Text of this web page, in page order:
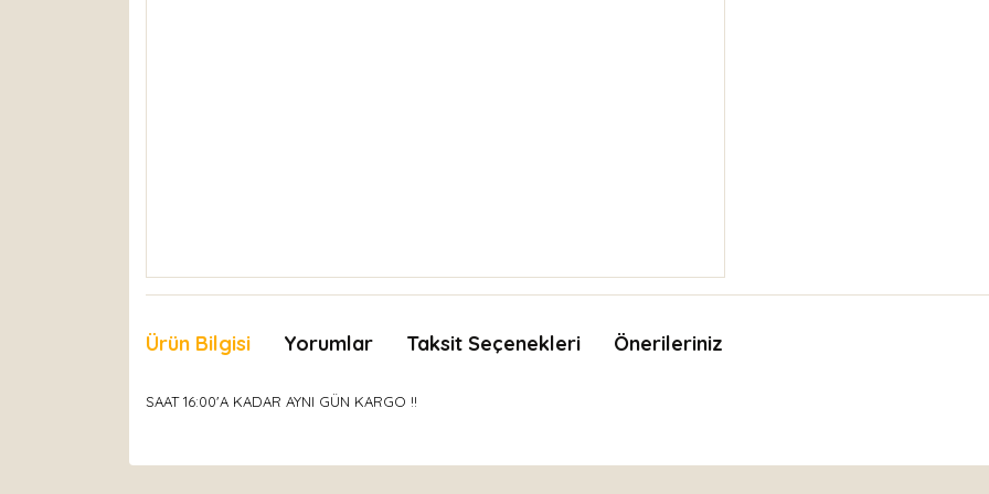
Ürün Bilgisi Yorumlar Taksit Seçenekleri Önerileriniz
SAAT 16:00'A KADAR AYNI GÜN KARGO !!